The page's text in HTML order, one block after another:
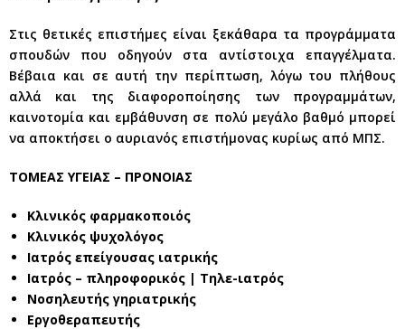
Στις θετικές επιστήμες είναι ξεκάθαρα τα προγράμματα
σπουδών που οδηγούν στα αντίστοιχα επαγγέλματα.
Βέβαια και σε αυτή την περίπτωση, λόγω του πλήθους
αλλά και της διαφοροποίησης των προγραμμάτων,
καινοτομία και εμβάθυνση σε πολύ μεγάλο βαθμό μπορεί
να αποκτήσει ο αυριανός επιστήμονας κυρίως από ΜΠΣ.
ΤΟΜΕΑΣ ΥΓΕΙΑΣ – ΠΡΟΝΟΙΑΣ
Κλινικός φαρμακοποιός
Κλινικός ψυχολόγος
Ιατρός επείγουσας ιατρικής
Ιατρός – πληροφορικός | Τηλε-ιατρός
Νοσηλευτής γηριατρικής
Εργοθεραπευτής